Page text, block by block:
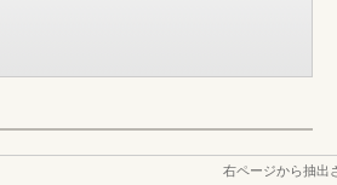
右ページから抽出